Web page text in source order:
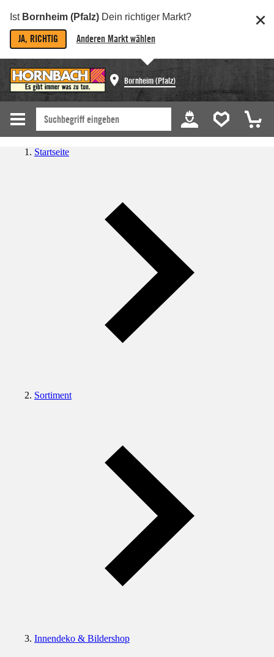
Ist Bornheim (Pfalz) Dein richtiger Markt?
JA, RICHTIG Anderen Markt wählen
Bornheim (Pfalz)
Startseite
Sortiment
Innendeko & Bildershop